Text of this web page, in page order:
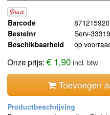
Barcode
Bestelnr
Serv-
Beschikbaarheid
op
Onze prijs: € 1,90incl. btw
Toevoegen